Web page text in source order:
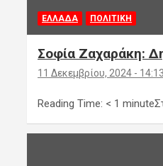
ΕΛΛΑΔΑ ΠΟΛΙΤΙΚΗ
Σοφία Ζαχαράκη:
11 Δεκεμβρίου, 2024 - 14:13
Reading Time: < 1